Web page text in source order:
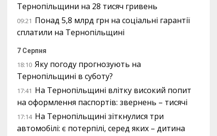
Тернопільщини на 28 тисяч гривень
09:21 Понад 5,8 млрд грн на соціальні гарантії
сплатили на Тернопільщині
7 Серпня
18:10 Яку погоду прогнозують на
Тернопільщині в суботу?
17:41 На Тернопільщині влітку високий попит
на оформлення паспортів: звернень – тисячі
17:14 На Тернопільщині зіткнулися три
автомобілі: є потерпілі, серед яких – дитина